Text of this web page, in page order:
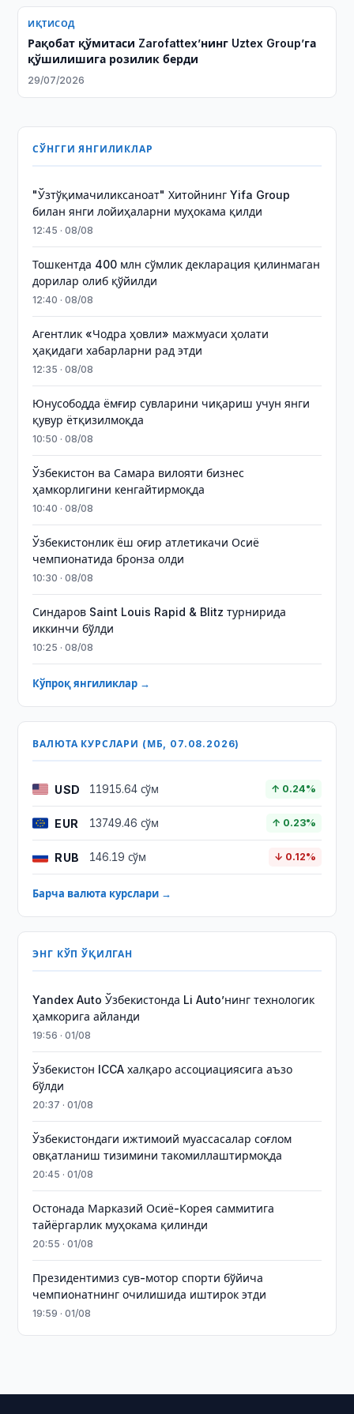
ИҚТИСОД
Рақобат қўмитаси Zarofattex’нинг Uztex Group’га
қўшилишига розилик берди
29/07/2026
СЎНГГИ ЯНГИЛИКЛАР
"Ўзтўқимачиликсаноат" Хитойнинг Yifa Group
билан янги лойиҳаларни муҳокама қилди
12:45 · 08/08
Тошкентда 400 млн сўмлик декларация қилинмаган
дорилар олиб қўйилди
12:40 · 08/08
Агентлик «Чодра ҳовли» мажмуаси ҳолати
ҳақидаги хабарларни рад этди
12:35 · 08/08
Юнусободда ёмғир сувларини чиқариш учун янги
қувур ётқизилмоқда
10:50 · 08/08
Ўзбекистон ва Самара вилояти бизнес
ҳамкорлигини кенгайтирмоқда
10:40 · 08/08
Ўзбекистонлик ёш оғир атлетикачи Осиё
чемпионатида бронза олди
10:30 · 08/08
Синдаров Saint Louis Rapid & Blitz турнирида
иккинчи бўлди
10:25 · 08/08
Кўпроқ янгиликлар →
ВАЛЮТА КУРСЛАРИ (МБ, 07.08.2026)
USD 11915.64 сўм ↑ 0.24%
EUR 13749.46 сўм ↑ 0.23%
RUB 146.19 сўм ↓ 0.12%
Барча валюта курслари →
ЭНГ КЎП ЎҚИЛГАН
Yandex Auto Ўзбекистонда Li Auto’нинг технологик
ҳамкорига айланди
19:56 · 01/08
Ўзбекистон ICCA халқаро ассоциациясига аъзо
бўлди
20:37 · 01/08
Ўзбекистондаги ижтимоий муассасалар соғлом
овқатланиш тизимини такомиллаштирмоқда
20:45 · 01/08
Остонада Марказий Осиё-Корея саммитига
тайёргарлик муҳокама қилинди
20:55 · 01/08
Президентимиз сув-мотор спорти бўйича
чемпионатнинг очилишида иштирок этди
19:59 · 01/08